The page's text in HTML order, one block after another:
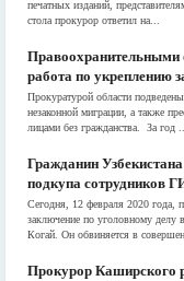
печатных изданий,
стола прокурор ответил на...
Правоохранительными
работа по укреплению
Прокуратурой области
незаконной миграции, а также
лицами без гражданства. За год ...
Гражданин
подкупа сотрудников
Сегодня, 12 февраля 2020 года,
заключение по уголовному делу
Когай. Он обвиняется в
Прокурор Каширского